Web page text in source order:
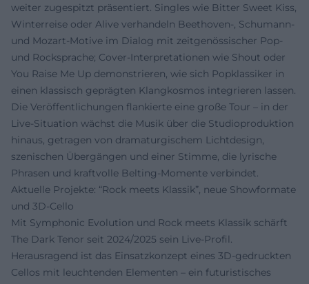
weiter zugespitzt präsentiert. Singles wie Bitter Sweet Kiss,
Winterreise oder Alive verhandeln Beethoven-, Schumann-
und Mozart-Motive im Dialog mit zeitgenössischer Pop-
und Rocksprache; Cover-Interpretationen wie Shout oder
You Raise Me Up demonstrieren, wie sich Popklassiker in
einen klassisch geprägten Klangkosmos integrieren lassen.
Die Veröffentlichungen flankierte eine große Tour – in der
Live-Situation wächst die Musik über die Studioproduktion
hinaus, getragen von dramaturgischem Lichtdesign,
szenischen Übergängen und einer Stimme, die lyrische
Phrasen und kraftvolle Belting-Momente verbindet.
Aktuelle Projekte: “Rock meets Klassik”, neue Showformate
und 3D-Cello
Mit Symphonic Evolution und Rock meets Klassik schärft
The Dark Tenor seit 2024/2025 sein Live-Profil.
Herausragend ist das Einsatzkonzept eines 3D-gedruckten
Cellos mit leuchtenden Elementen – ein futuristisches